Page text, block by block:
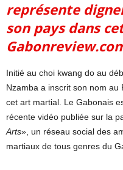
représente
son pays dans
Initié au choi kwang do au
Nzamba a inscrit son nom
cet art martial. Le Gabonais
récente vidéo publiée sur la
Arts», un réseau social des
martiaux de tous genres du